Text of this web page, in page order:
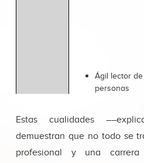
Formador
Ágil lector de
personas
emociones
controladas
Inclusivo
Estas cualidades
demuestran que no todo se
profesional y una